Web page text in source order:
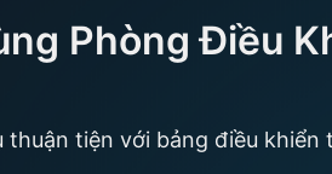
Phòng Điều
tiện với bảng điều